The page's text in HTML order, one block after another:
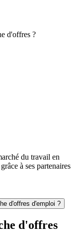
d'offres ?
du travail en
à ses partenaires
d'offres d'emploi ?
d'offres